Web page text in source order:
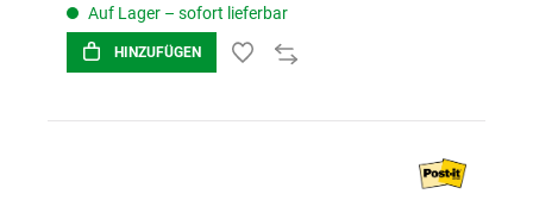
Auf Lager – sofort lieferbar
HINZUFÜGEN